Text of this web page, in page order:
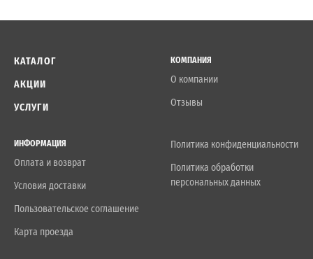
КАТАЛОГ
АКЦИИ
УСЛУГИ
КОМПАНИЯ
О компании
Отзывы
ИНФОРМАЦИЯ
Оплата и возврат
Условия доставки
Пользовательское соглашение
Карта проезда
Политика конфиденциальности
Политика обработки
персональных данных